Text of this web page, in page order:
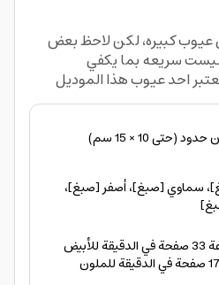
عيوب كبيره، لكن لاحظ بعض
ليست سريعه بما يكفي
احد عيوب هذا الموديل
(حتى 10 × 15 سم)
سماوي [صبغ]، أصفر [صبغ]،
تطبع بسرعة 33 صفحة في الدقيقة للأبيض